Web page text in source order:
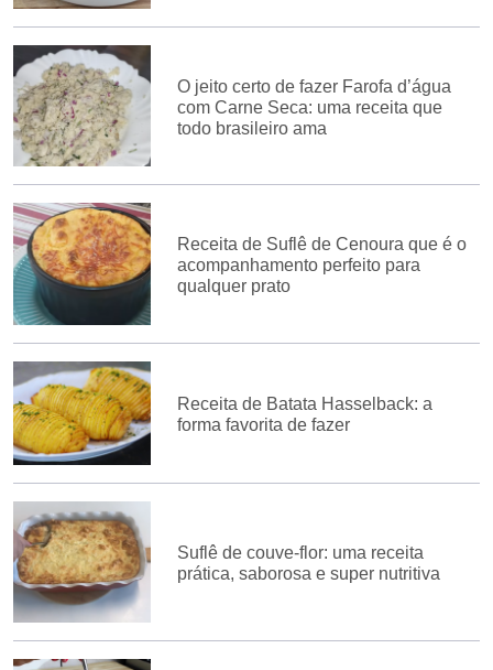
O jeito certo de fazer Farofa d’água
com Carne Seca: uma receita que
todo brasileiro ama
Receita de Suflê de Cenoura que é o
acompanhamento perfeito para
qualquer prato
Receita de Batata Hasselback: a
forma favorita de fazer
Suflê de couve-flor: uma receita
prática, saborosa e super nutritiva